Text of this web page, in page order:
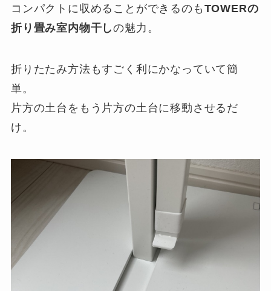
コンパクトに収めることができるのも TOWERの
折り畳み室内物干しの魅力。
折りたたみ方法もすごく利にかなっていて簡
単。
片方の土台をもう片方の土台に移動させるだ
け。